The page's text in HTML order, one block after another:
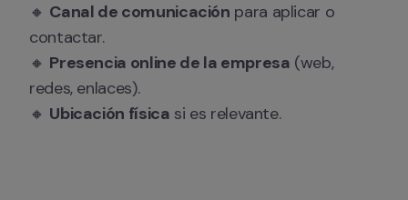
🔸 Canal de comunicación para aplicar o
contactar.
🔸 Presencia online de la empresa (web,
redes, enlaces).
🔸 Ubicación física si es relevante.